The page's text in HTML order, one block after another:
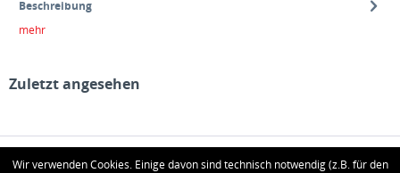
Beschreibung
mehr
Zuletzt angesehen
Wir verwenden Cookies. Einige davon sind technisch notwendig (z.B. für den